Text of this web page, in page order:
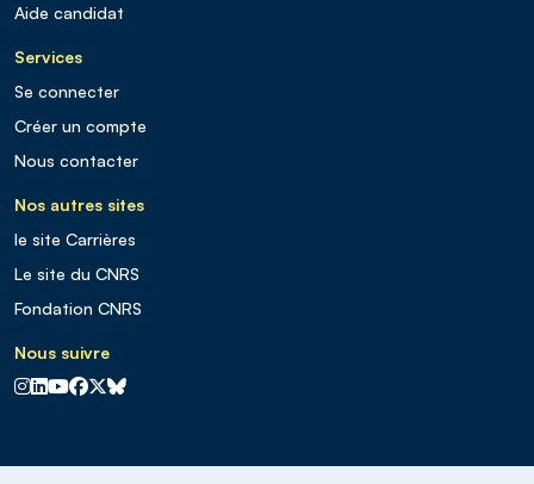
Aide candidat
Services
Se connecter
Créer un compte
Nous contacter
Nos autres sites
le site Carrières
Le site du CNRS
Fondation CNRS
Nous suivre
CNRS sur Instagram
CNRS sur Linkedin
CNRS sur Youtube
CNRS sur Facebook
CNRS sur X
CNRS sur Blus sky